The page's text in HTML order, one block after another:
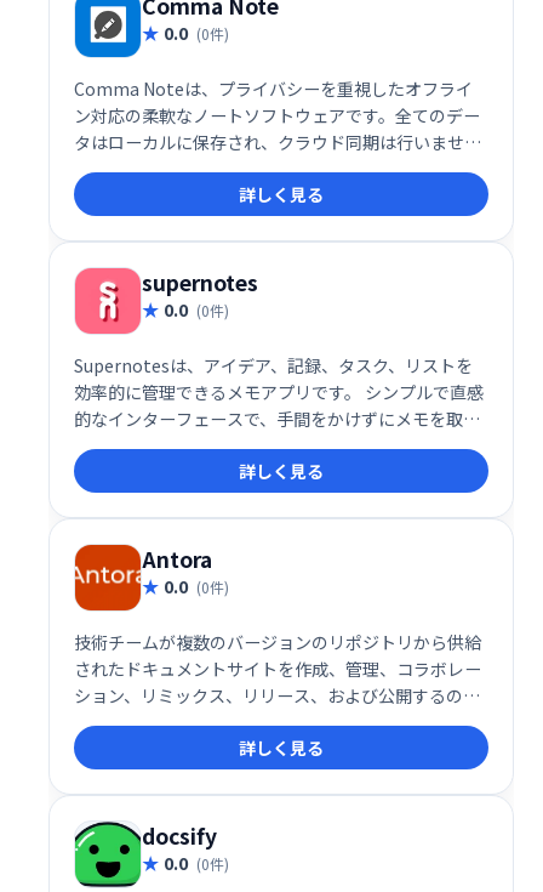
0.0 (0件)
Comma Noteは、プライバシーを重視したオフライ
ン対応の柔軟なノートソフトウェアです。全てのデー
タはローカルに保存され、クラウド同期は行いませ
ん。安心してご利用いただける、安全で快適なノート
環境を提供します。
詳しく見る
supernotes
0.0 (0件)
Supernotesは、アイデア、記録、タスク、リストを
効率的に管理できるメモアプリです。 シンプルで直感
的なインターフェースで、手間をかけずにメモを取
り、整理することができます。 思考の整理やタスク管
理に最適なツールです。詳しく見る
Antora
0.0 (0件)
技術チームが複数のバージョンのリポジトリから供給
されたドキュメントサイトを作成、管理、コラボレー
ション、リミックス、リリース、および公開するのに
役立つAsciidoctorドキュメントツールチェーン。
詳しく見る
docsify
0.0 (0件)